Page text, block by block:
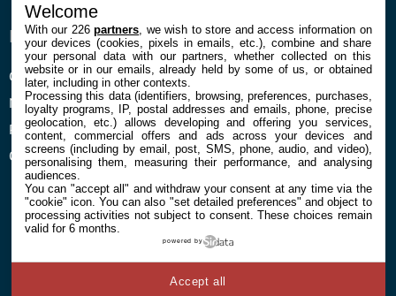
ENTREPRISE
Confidentialité et Cookies
Mentions légales et CGU
Préférences Cookies
Qui sommes nous
À PROPOS
Contact
Welcome
With our 226partners , we wish to store and access information on
your devices (cookies, pixels in emails, etc.), combine and share
your personal data with our partners, whether collected on this
website or in our emails, already held by some of us, or obtained
later, including in other contexts.
Processing this data (identifiers, browsing, preferences, purchases,
loyalty programs, IP, postal addresses and emails, phone, precise
geolocation, etc.) allows developing and offering you services,
content, commercial offers and ads across your devices and
screens (including by email, post, SMS, phone, audio, and video),
personalising them, measuring their performance, and analysing
audiences.
You can "accept all" and withdraw your consent at any time via the
"cookie" icon. You can also "set detailed preferences" and object to
processing activities not subject to consent. These choices remain
valid for 6 months.
powered by
Accept all